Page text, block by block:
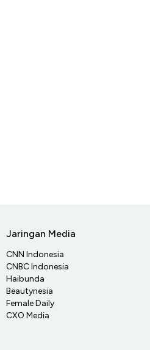
Jaringan Media
CNN Indonesia
CNBC Indonesia
Haibunda
Beautynesia
Female Daily
CXO Media